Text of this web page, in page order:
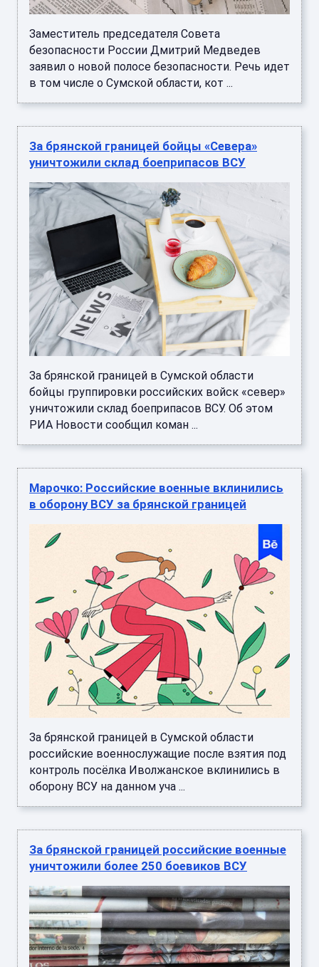
Заместитель председателя Совета
безопасности России Дмитрий Медведев
заявил о новой полосе безопасности. Речь идет
в том числе о Сумской области, кот ...
За брянской границей бойцы «Севера»
уничтожили склад боеприпасов ВСУ
За брянской границей в Сумской области
бойцы группировки российских войск «север»
уничтожили склад боеприпасов ВСУ. Об этом
РИА Новости сообщил коман ...
Марочко: Российские военные вклинились
в оборону ВСУ за брянской границей
За брянской границей в Сумской области
российские военнослужащие после взятия под
контроль посёлка Иволжанское вклинились в
оборону ВСУ на данном уча ...
За брянской границей российские военные
уничтожили более 250 боевиков ВСУ